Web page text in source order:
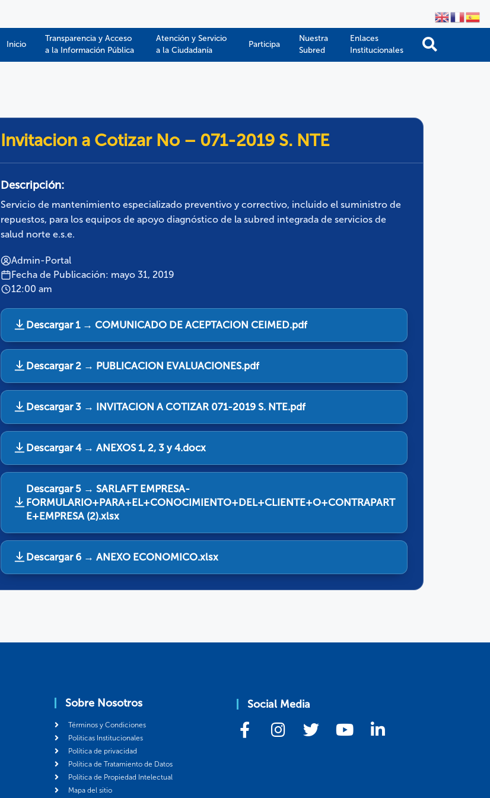
Inicio
Transparencia y Acceso
a la Información Pública​​
Atención y Servicio
a la Ciudadanía
Participa
Nuestra
Subred
Enlaces
Institucionales
Invitacion a Cotizar No – 071-2019 S. NTE
Descripción:
Servicio de mantenimiento especializado preventivo y correctivo, incluido el suministro de
repuestos, para los equipos de apoyo diagnóstico de la subred integrada de servicios de
salud norte e.s.e.
Admin-Portal
Fecha de Publicación: mayo 31, 2019
12:00 am
Descargar 1 → COMUNICADO DE ACEPTACION CEIMED.pdf
Descargar 2 → PUBLICACION EVALUACIONES.pdf
Descargar 3 → INVITACION A COTIZAR 071-2019 S. NTE.pdf
Descargar 4 → ANEXOS 1, 2, 3 y 4.docx
Descargar 5 → SARLAFT EMPRESA-
FORMULARIO+PARA+EL+CONOCIMIENTO+DEL+CLIENTE+O+CONTRAPART
E+EMPRESA (2).xlsx
Descargar 6 → ANEXO ECONOMICO.xlsx
Sobre Nosotros
Términos y Condiciones
Politicas Institucionales
Política de privacidad
Política de Tratamiento de Datos
Política de Propiedad Intelectual
Mapa del sitio
Social Media